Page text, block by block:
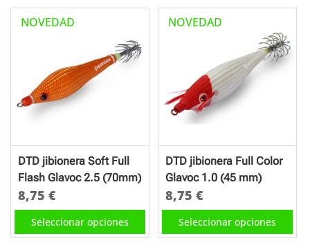
tiene
variantes.
Las
opciones
se
en
la
página
de
producto
tiene
variantes.
Las
opciones
se
en
la
página
de
producto
NOVEDAD
DTD jibionera Soft Full
Flash Glavoc 2.5 (70mm)
8,75 €
Seleccionar opciones
Este
producto
NOVEDAD
DTD jibionera Full Color
Glavoc 1.0 (45 mm)
8,75€
Seleccionar opciones
Este
producto